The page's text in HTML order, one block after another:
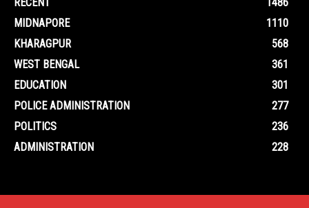
MIDNAPORE
1110
KHARAGPUR
568
WEST BENGAL
361
EDUCATION
301
POLICE ADMINISTRATION
277
POLITICS
236
ADMINISTRATION
228